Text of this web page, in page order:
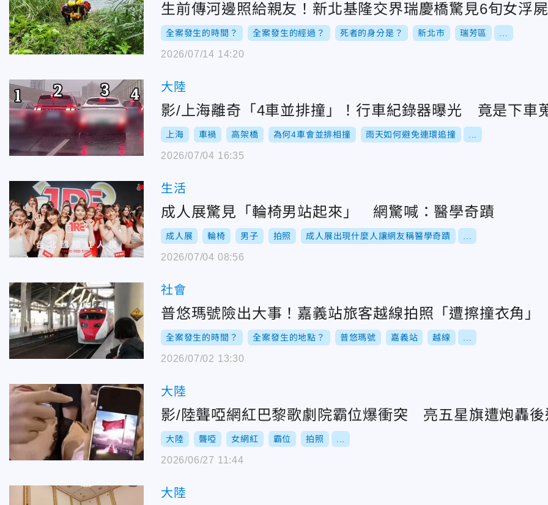
生前傳河邊照給親友！新北基隆交界瑞慶橋驚見6旬女浮屍
全案發生的時間？ 全案發生的經過？ 死者的身分是？ 新北市 瑞芳區
2026/07/14 14:20
大陸
影/上海離奇「4車並排撞」！行車紀錄器曝光 竟是下車
上海 車禍 高架橋 為何4車會並排相撞 雨天如何避免連環追撞
2026/07/04 16:35
生活
成人展驚見「輪椅男站起來」 網驚喊：醫學奇蹟
成人展 輪椅 男子 拍照 成人展出現什麼人讓網友稱醫學奇蹟
2026/07/04 08:56
社會
普悠瑪號險出大事！嘉義站旅客越線拍照「遭擦撞衣角」
全案發生的時間？ 全案發生的地點？ 普悠瑪號 嘉義站 越線
2026/07/02 13:30
大陸
影/陸聾啞網紅巴黎歌劇院霸位爆衝突 亮五星旗遭炮轟後
大陸 聾啞 女網紅 霸位 拍照
2026/06/27 11:44
大陸